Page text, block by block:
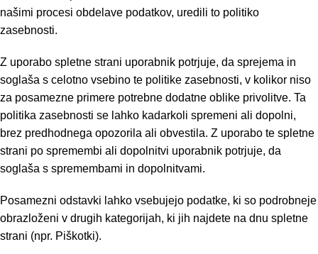
našimi procesi obdelave podatkov, uredili to politiko
zasebnosti.
Z uporabo spletne strani uporabnik potrjuje, da sprejema in
soglaša s celotno vsebino te politike zasebnosti, v kolikor niso
za posamezne primere potrebne dodatne oblike privolitve. Ta
politika zasebnosti se lahko kadarkoli spremeni ali dopolni,
brez predhodnega opozorila ali obvestila. Z uporabo te spletne
strani po spremembi ali dopolnitvi uporabnik potrjuje, da
soglaša s spremembami in dopolnitvami.
Posamezni odstavki lahko vsebujejo podatke, ki so podrobneje
obrazloženi v drugih kategorijah, ki jih najdete na dnu spletne
strani (npr. Piškotki).